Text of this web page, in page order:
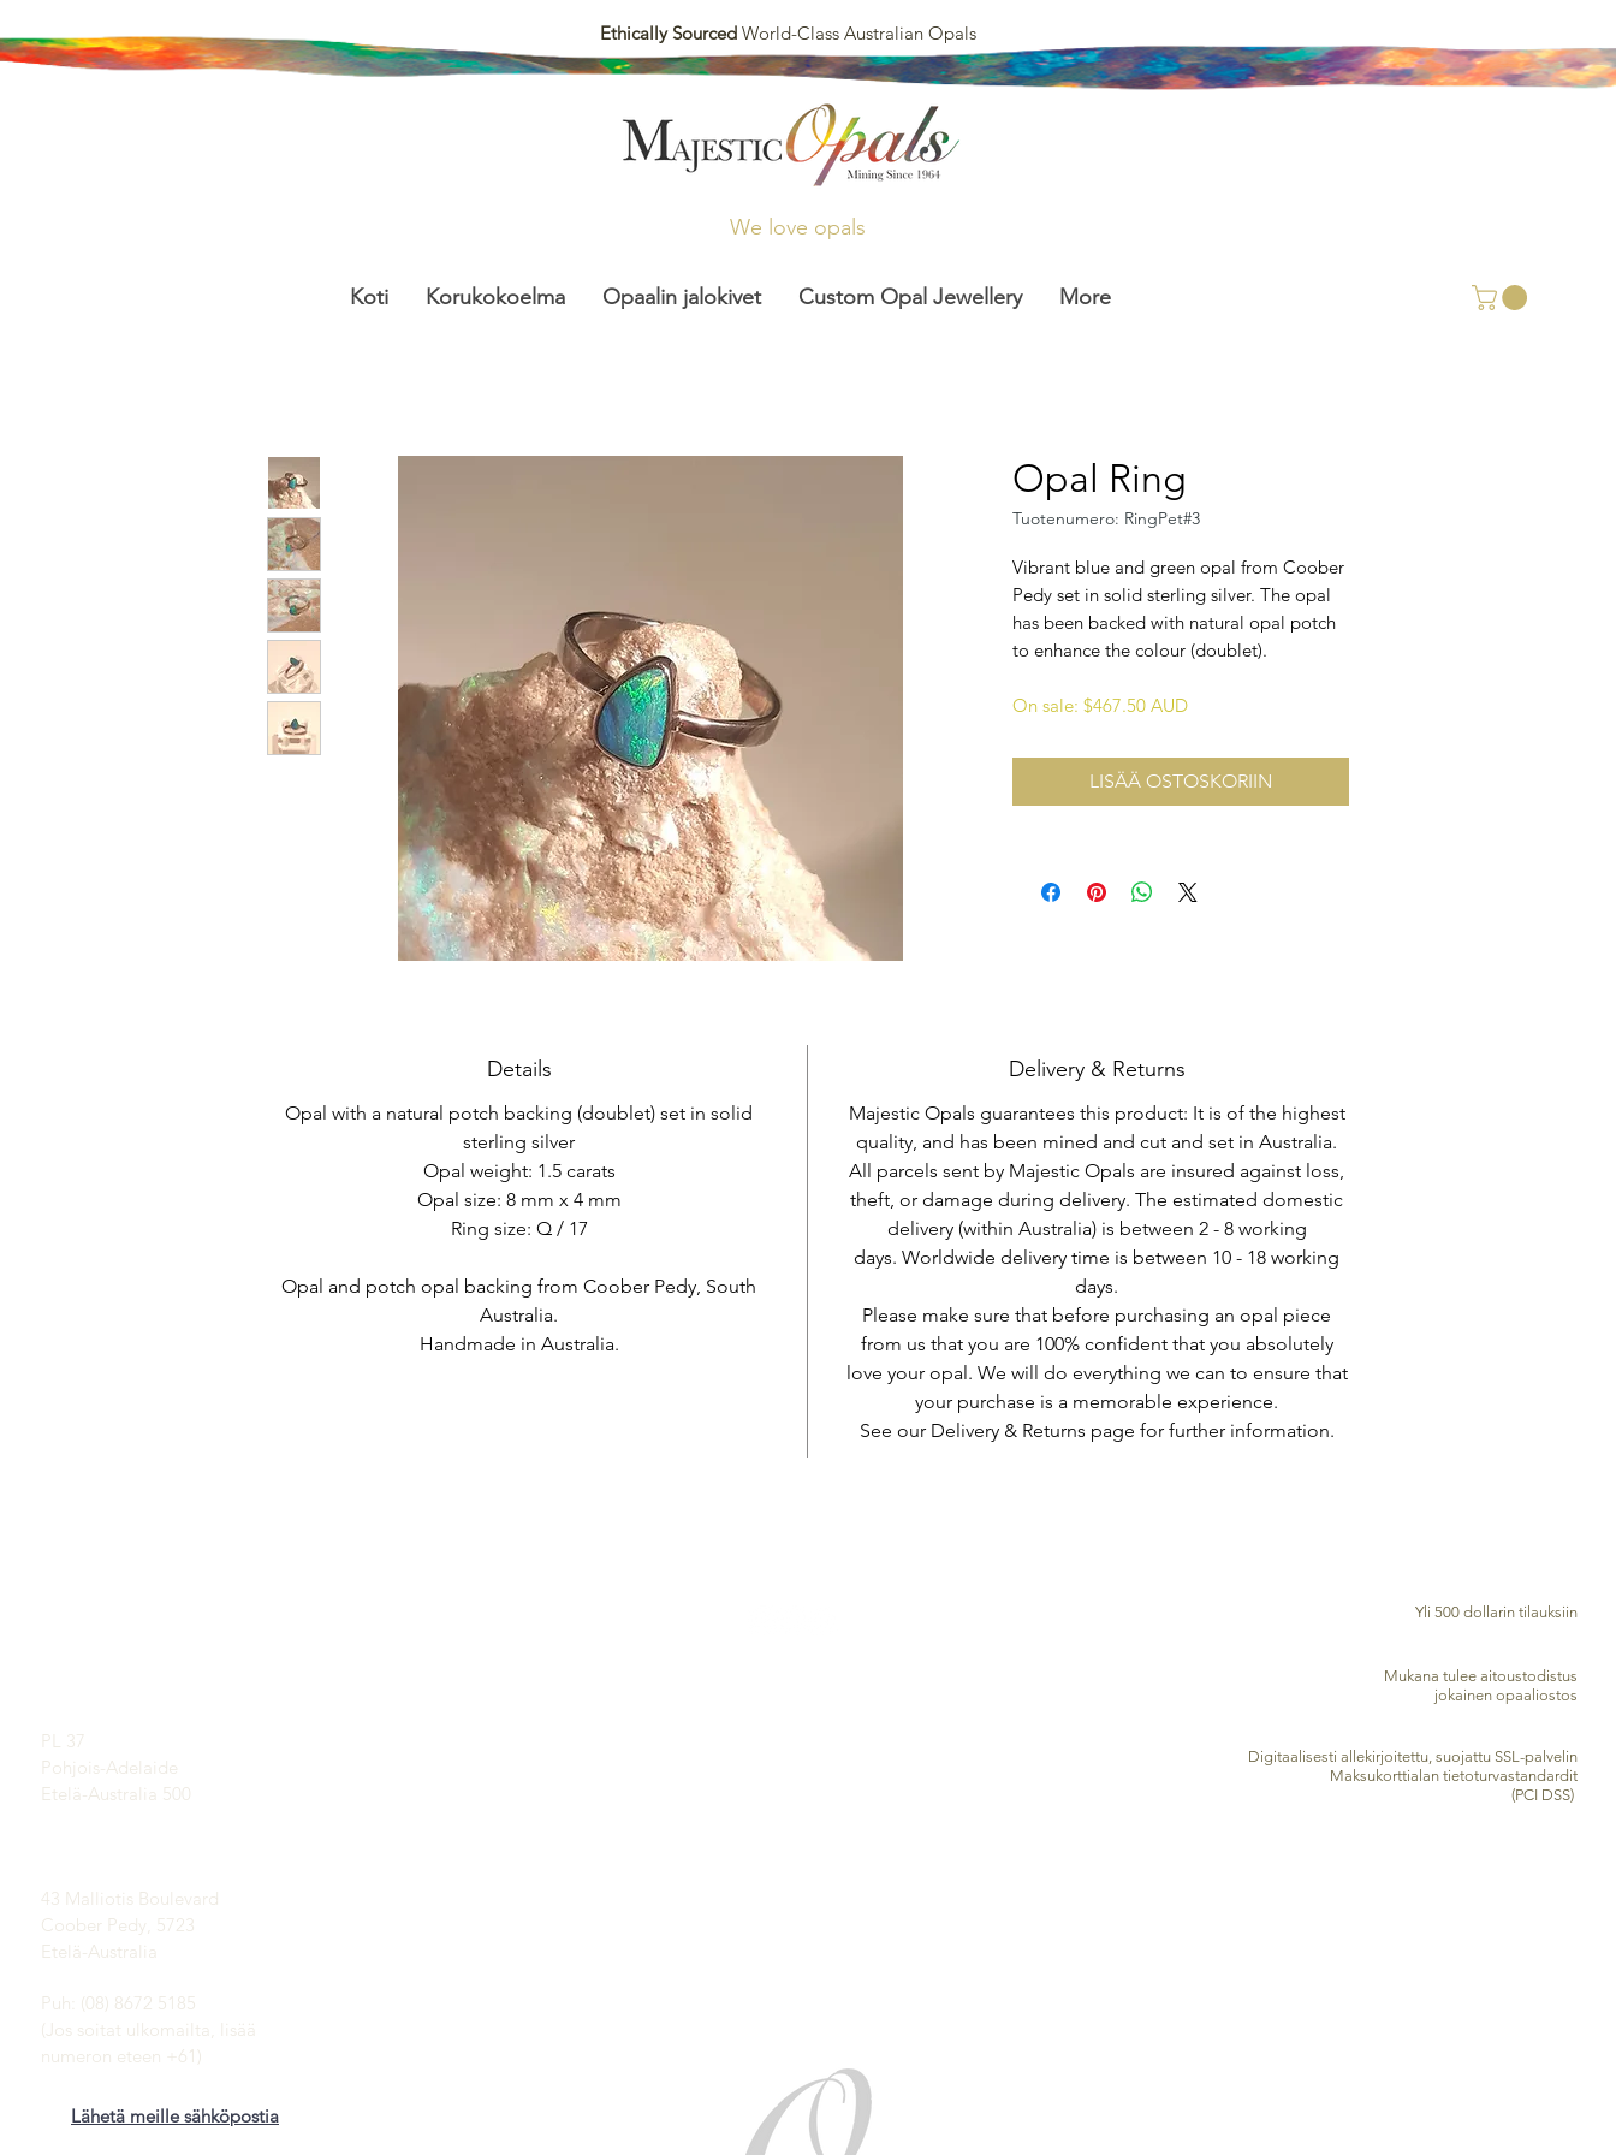
Ethically Sourced World-Class Australian Opals
We love opals
Koti Korukokoelma Opaalin jalokivet Custom Opal Jewellery More
Opal Ring
Tuotenumero: RingPet#3
Vibrant blue and green opal from Coober
Pedy set in solid sterling silver. The opal
has been backed with natural opal potch
to enhance the colour (doublet).
On sale: $467.50 AUD
LISÄÄ OSTOSKORIIN
Details
Opal with a natural potch backing (doublet) set in solid
sterling silver
Opal weight: 1.5 carats
Opal size: 8 mm x 4 mm
Ring size: Q / 17
Opal and potch opal backing from Coober Pedy, South
Australia.
Handmade in Australia.
Delivery & Returns
Majestic Opals guarantees this product: It is of the highest
quality, and has been mined and cut and set in Australia.
All parcels sent by Majestic Opals are insured against loss,
theft, or damage during delivery. The estimated domestic
delivery (within Australia) is between 2 - 8 working
days. Worldwide delivery time is between 10 - 18 working
days.
Please make sure that before purchasing an opal piece
from us that you are 100% confident that you absolutely
love your opal. We will do everything we can to ensure that
your purchase is a memorable experience.
See our Delivery & Returns page for further information.
PL 37
Pohjois-Adelaide
Etelä-Australia 500
43 Malliotis Boulevard
Coober Pedy, 5723
Etelä-Australia
Puh: (08) 8672 5185
(Jos soitat ulkomailta, lisää
numeron eteen +61)
Lähetä meille sähköpostia
Yli 500 dollarin tilauksiin
Mukana tulee aitoustodistus
jokainen opaaliostos
Digitaalisesti allekirjoitettu, suojattu SSL-palvelin
Maksukorttialan tietoturvastandardit
(PCI DSS)